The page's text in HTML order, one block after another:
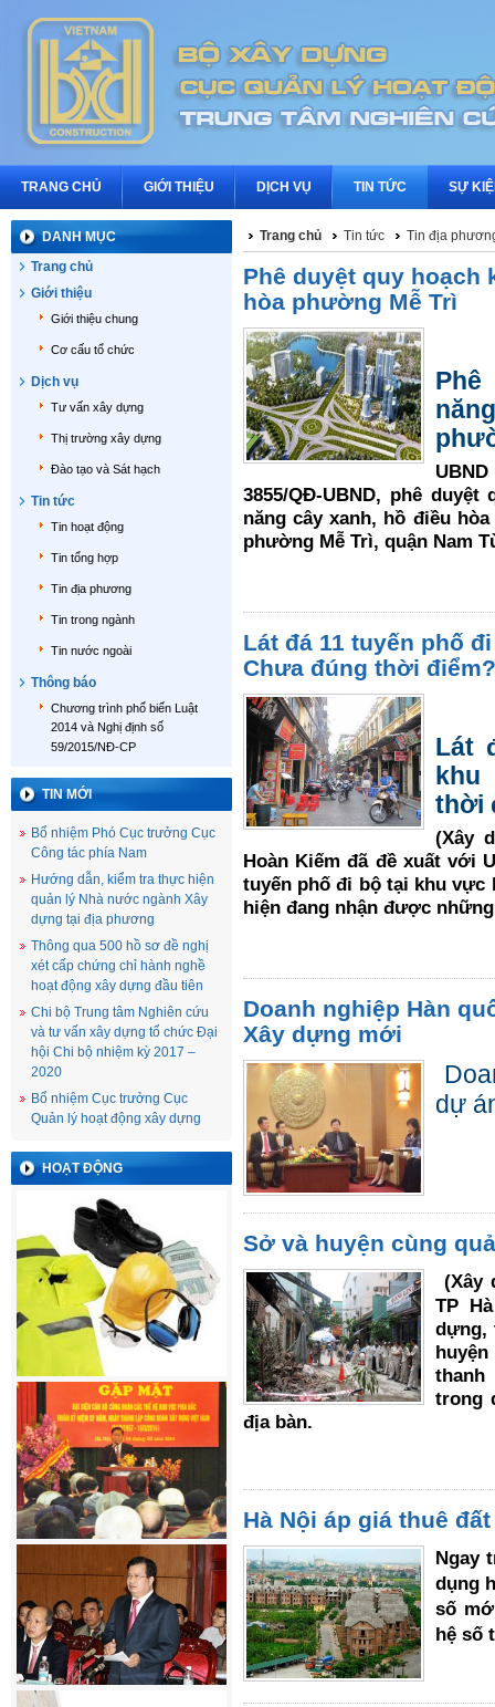
TRANG CHỦ GIỚI THIỆU DỊCH VỤ TIN TỨC SỰ
DANH MỤC
Trang chủ
Giới thiệu
Giới thiệu chung
Cơ cấu tổ chức
Dịch vụ
Tư vấn xây dựng
Thị trường xây dựng
Đào tạo và Sát hạch
Tin tức
Tin hoạt động
Tin tổng hợp
Tin địa phương
Tin trong ngành
Tin nước ngoài
Thông báo
Chương trình phổ biến Luật
2014 và Nghị định số
59/2015/NĐ-CP
TIN MỚI
Bổ nhiệm Phó Cục trưởng Cục
Công tác phía Nam
Hướng dẫn, kiểm tra thực hiện
quản lý Nhà nước ngành Xây
dựng tại địa phương
Thông qua 500 hồ sơ đề nghị
xét cấp chứng chỉ hành nghề
hoạt động xây dựng đầu tiên
Chi bộ Trung tâm Nghiên cứu
và tư vấn xây dựng tổ chức Đại
hội Chi bộ nhiệm kỳ 2017 –
2020
Bổ nhiệm Cục trưởng Cục
Quản lý hoạt động xây dựng
HOẠT ĐỘNG
Trang chủ Tin tức Tin địa
Phê duyệt quy hoạch
hòa phường Mễ Trì
3855/QĐ-UBND, phê
năng cây xanh, hồ điều
phường Mễ Trì, quận Nam
Lát đá 11 tuyến phố
Chưa đúng thời điểm?
Lát
khu
thời
(Xây
Hoàn Kiếm đã đề xuất với
tuyến phố đi bộ tại khu vực
hiện đang nhận được
Doanh nghiệp Hàn
Xây dựng mới
dự
Sở và huyện cùng
(Xây
TP
dựng,
thanh
trong
địa bàn.
Hà Nội áp giá thuê
Ngay
dụng
số
hệ số